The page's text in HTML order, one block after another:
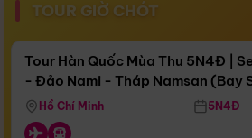
TOUR GIỜ CHÓT
Còn17 ngày 10:18:39
Bay Sun Phuquoc Airways
Tour Hàn Quốc Mùa Thu 5N4Đ |
- Đảo Nami - Tháp Namsan (Bay
Airways)
Hồ Chí Minh 5N4Đ